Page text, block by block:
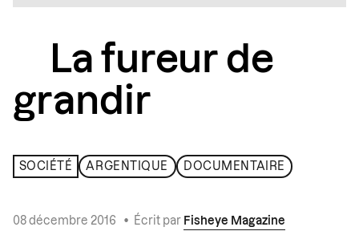
La fureur de
grandir
SOCIÉTÉ ARGENTIQUE DOCUMENTAIRE
08 décembre 2016 • Écrit par Fisheye Magazine